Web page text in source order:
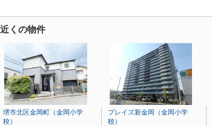
くの物件
堺市北区金岡町（金岡小学
校）
プレイズ新金岡（金岡小学
校）